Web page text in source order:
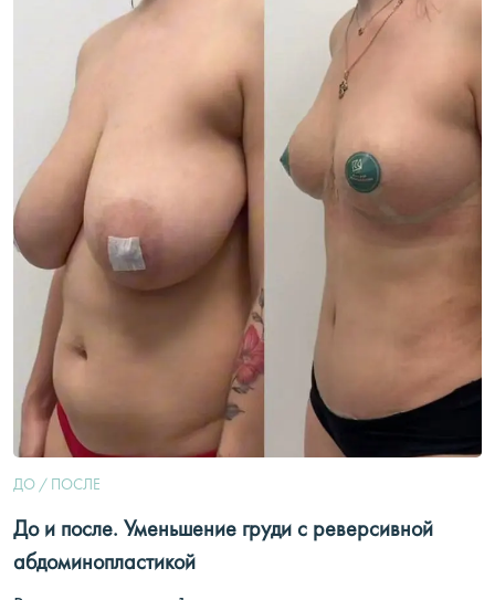
ДО / ПОСЛЕ
До и после. Уменьшение груди с реверсивной
абдоминопластикой